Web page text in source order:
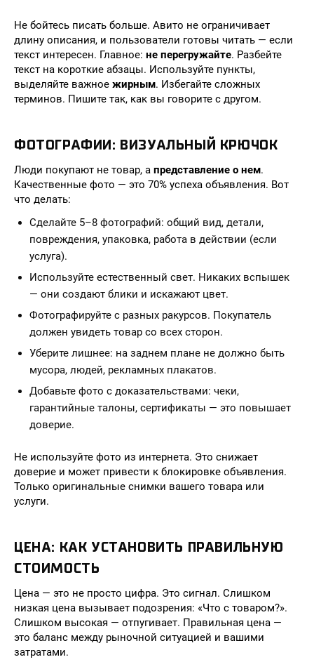
Не бойтесь писать больше. Авито не ограничивает
длину описания, и пользователи готовы читать — если
текст интересен. Главное: не перегружайте. Разбейте
текст на короткие абзацы. Используйте пункты,
выделяйте важное жирным. Избегайте сложных
терминов. Пишите так, как вы говорите с другом.
ФОТОГРАФИИ: ВИЗУАЛЬНЫЙ КРЮЧОК
Люди покупают не товар, а представление о нем.
Качественные фото — это 70% успеха объявления. Вот
что делать:
Сделайте 5–8 фотографий: общий вид, детали,
повреждения, упаковка, работа в действии (если
услуга).
Используйте естественный свет. Никаких вспышек
— они создают блики и искажают цвет.
Фотографируйте с разных ракурсов. Покупатель
должен увидеть товар со всех сторон.
Уберите лишнее: на заднем плане не должно быть
мусора, людей, рекламных плакатов.
Добавьте фото с доказательствами: чеки,
гарантийные талоны, сертификаты — это повышает
доверие.
Не используйте фото из интернета. Это снижает
доверие и может привести к блокировке объявления.
Только оригинальные снимки вашего товара или
услуги.
ЦЕНА: КАК УСТАНОВИТЬ ПРАВИЛЬНУЮ
СТОИМОСТЬ
Цена — это не просто цифра. Это сигнал. Слишком
низкая цена вызывает подозрения: «Что с товаром?».
Слишком высокая — отпугивает. Правильная цена —
это баланс между рыночной ситуацией и вашими
затратами.